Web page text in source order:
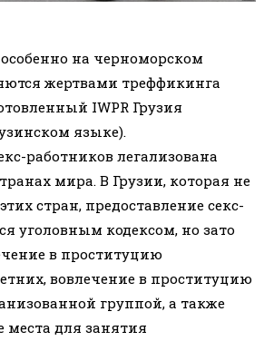
на черноморском
жертвами треффикинга
IWPR Грузия
языке).
работников легализована
мира. В Грузии, которая не
стран, предоставление секс-
уголовным кодексом, но зато
в проституцию
вовлечение в проституцию
группой, а также
места для занятия